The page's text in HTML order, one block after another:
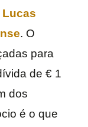
Lucas
. O
para
de € 1
dos
é o que